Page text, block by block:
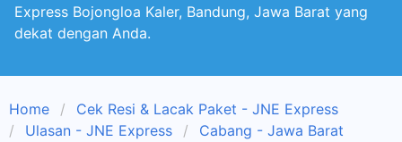
Express Bojongloa Kaler, Bandung, Jawa Barat yang
dekat dengan Anda.
Home
Cek Resi & Lacak Paket - JNE Express
Ulasan - JNE Express
Cabang - Jawa Barat